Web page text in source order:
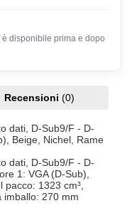
disponibile prima e dopo
Recensioni (0)
dati, D-Sub9/F - D-
Beige, Nichel, Rame
dati, D-Sub9/F - D-
1: VGA (D-Sub),
1323 cm³,
imballo: 270 mm